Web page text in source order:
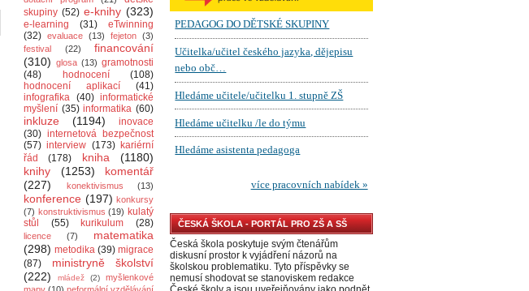
skupiny (52) e-knihy (323)
e-learning (31)
eTwinning
(32) evaluace (13) fejeton (3)
festival
(22)
financování
(310) glosa (13) gramotnosti
(48)
hodnocení
(108)
hodnocení aplikací
(41)
infografika (40) informatické
myšlení (35) informatika (60)
inkluze (1194)
inovace
(30) internetová bezpečnost
(57) interview (173) kariérní
řád
(178) kniha
(1180)
knihy
(1253)
komentář
(227)
konektivismus (13)
konference (197) konkursy
(7) konstruktivismus (19) kulatý
stůl
(55) kurikulum (28)
licence (7)
matematika
(298) metodika (39) migrace
(87)
ministryně školství
(222)
mládež (2)
myšlenkové
ČESKÁ ŠKOLA - PORTÁL PRO ZŠ A SŠ
Česká škola poskytuje svým čtenářům
diskusní prostor k vyjádření názorů na
školskou problematiku. Tyto příspěvky se
nemusí shodovat se stanoviskem redakce